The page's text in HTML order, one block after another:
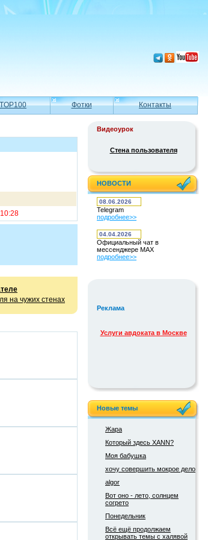
TOP100 Фотки Контакты
на чужих стенах
Видеоурок
Стена пользователя
НОВОСТИ
08.06.2026
Telegram
подробнее>>
04.04.2026
Официальный чат в
мессенджере MAX
подробнее>>
Реклама
Услуги авдоката в Москве
Новые темы
Жара
Который здесь XANN?
Моя бабушка
хочу совершить мокрое дело
algor
Вот оно - лето, солнцем
согрето
Понедельник
Всё ещё продолжаем
открывать темы с халявой